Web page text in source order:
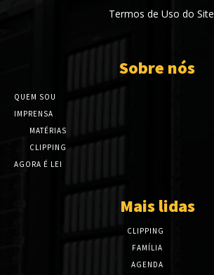
Termos de Uso do Site
Sobre nós
QUEM SOU
IMPRENSA
MATÉRIAS
CLIPPING
AGORA É LEI
Mais lidas
CLIPPING
FAMÍLIA
AGENDA